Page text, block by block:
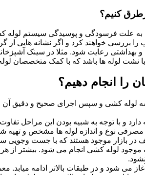
کنیم؟
علت فرسودگی و پوسیدگی سیستم لوله
بررسی خواهند کرد و اگر نشانه هایی از
رعایت شود. مثلا در سینک
نشت لوله ها باشد که با کمک متخصصان
را انجام دهیم؟
لوله کشی و سپس اجرای صحیح و دقیق آن
و با توجه به شبیه بودن این مراحل تفاوت
نوع و اندازه لوله ها مشخص و تهیه
در بازار موجود هستند که با جست وجویی
لوله کشی انجام می شود. بیشتر از
می شود و در طبقات بالاتر ادامه